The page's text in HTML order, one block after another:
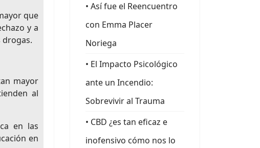
que
y a
drogas.
mayor
al
en las
en
• Así fue el Reencuentro
con Emma Placer
Noriega
• El Impacto Psicológico
ante un Incendio:
Sobrevivir al Trauma
• CBD ¿es tan eficaz e
inofensivo cómo nos lo